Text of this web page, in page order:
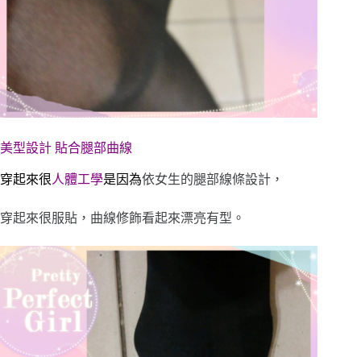
美型設計 貼合腿部曲線
穿起來很人體工學是因為依女生的腿部線條設計，
穿起來很服貼，曲線修飾看起來漂亮有型。